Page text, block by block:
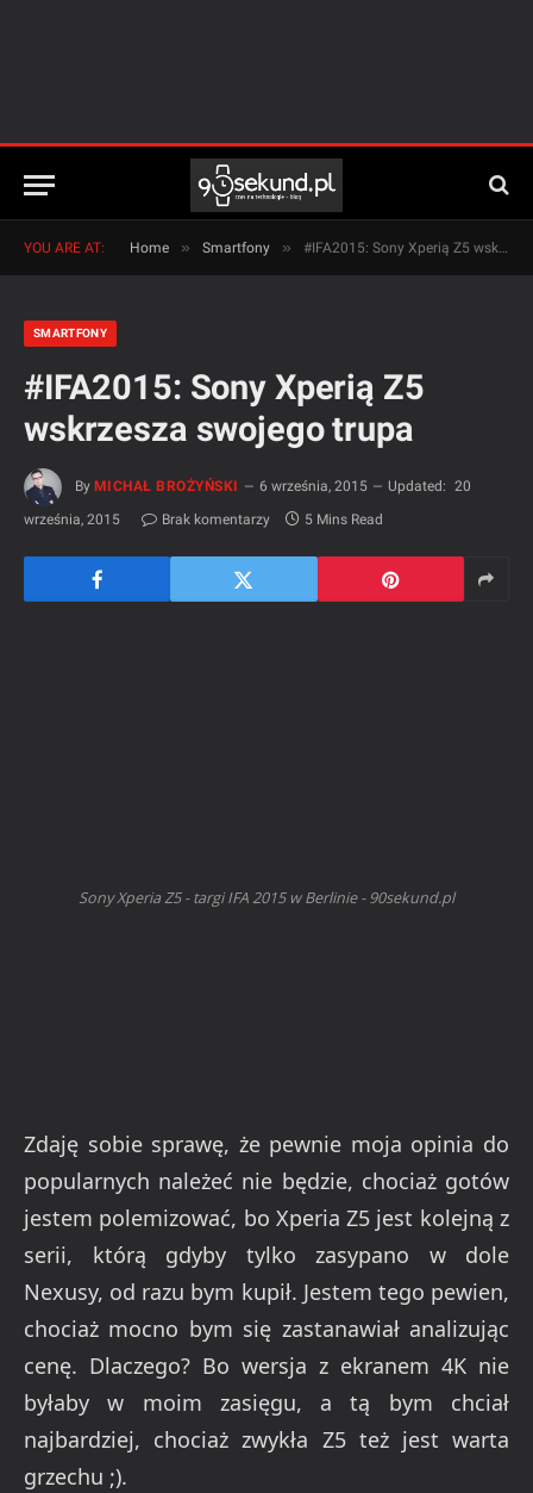
YOU ARE AT: Home » Smartfony » #IFA2015: Sony Xperią Z5 wskrzesza swojego trupa
SMARTFONY
#IFA2015: Sony Xperią Z5
wskrzesza swojego trupa
By MICHAŁ BROŻYŃSKI 6 września, 2015 Updated: 20
września, 2015
Brak komentarzy 5 Mins Read
Sony Xperia Z5 - targi IFA 2015 w Berlinie - 90sekund.pl
Zdaję sobie sprawę, że pewnie moja opinia do
popularnych należeć nie będzie, chociaż gotów
jestem polemizować, bo Xperia Z5 jest kolejną z
serii, którą gdyby tylko zasypano w dole
Nexusy, od razu bym kupił. Jestem tego pewien,
chociaż mocno bym się zastanawiał analizując
cenę. Dlaczego? Bo wersja z ekranem 4K nie
byłaby w moim zasięgu, a tą bym chciał
najbardziej, chociaż zwykła Z5 też jest warta
grzechu ;).